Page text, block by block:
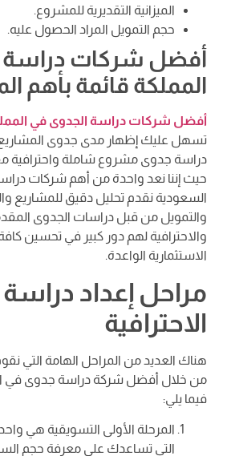
الميزانية التقديرية للمشروع.
حجم التمويل المراد الحصول عليه.
أفضل شركات دراسة
المملكة قائمة بأهم
أفضل شركات دراسة الجدوى في
تسهل عليك إظهار مدى جدوى
دراسة جدوى مشروع شاملة واحترافية
حيث إننا نعد واحدة من أهم شركات
السعودية نقدم تحليل دقيق للمشاريع
والتمويل من قبل دراسات الجدوى
والاحترافية لهم دور كبير في تحسين
الاستثمارية الواعدة.
مراحل إعداد
الاحترافية
هناك العديد من المراحل الهامة التي
من خلال أفضل شركة دراسة جدوى في
فيما يلي:
المرحلة الأولى التسويقية هي
التي تساعدك على معرفة حجم